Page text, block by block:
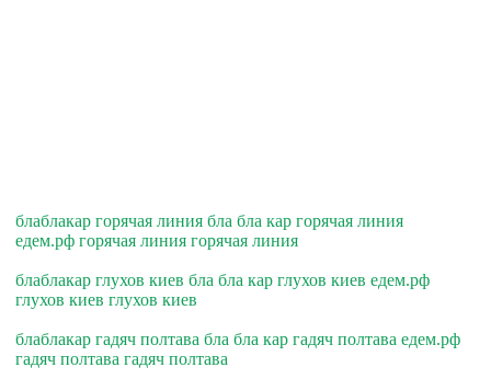
блаблакар горячая линия бла бла кар горячая линия
едем.рф горячая линия горячая линия
блаблакар глухов киев бла бла кар глухов киев едем.рф
глухов киев глухов киев
блаблакар гадяч полтава бла бла кар гадяч полтава едем.рф
гадяч полтава гадяч полтава